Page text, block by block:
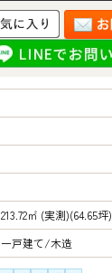
213.72㎡ (実測)(64.65坪)
一戸建て/木造